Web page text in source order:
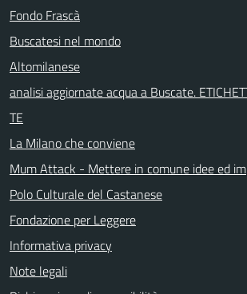
Fondo Frascà
Buscatesi nel mondo
Altomilanese
analisi aggiornate acqua a Buscate.
TE
La Milano che conviene
Mum Attack - Mettere in comune idee ed
Polo Culturale del Castanese
Fondazione per Leggere
Informativa privacy
Note legali